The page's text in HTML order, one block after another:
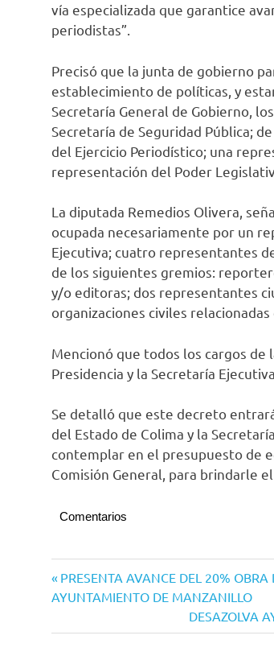
vía especializada que garantice
periodistas”.
Precisó que la junta de gobierno
establecimiento de políticas, y
Secretaría General de Gobierno,
Secretaría de Seguridad Pública;
del Ejercicio Periodístico; una
representación del Poder
La diputada Remedios Olivera,
ocupada necesariamente por un
Ejecutiva; cuatro representantes
de los siguientes gremios:
y/o editoras; dos representantes
organizaciones civiles
Mencionó que todos los cargos de
Presidencia y la Secretaría Ejecutiva.
Se detalló que este decreto
del Estado de Colima y la
contemplar en el presupuesto de
Comisión General, para brindarle
Comentarios
del
Estado
Navegación
de
entradas
Entrada
anterior:
PRESENTA AVANCE DEL 20%
AYUNTAMIENTO DE MANZANILLO
Siguiente
entrada:
DESAZOLVA